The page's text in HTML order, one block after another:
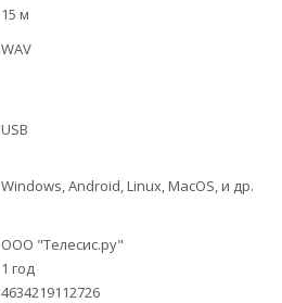
15 м
WAV
USB
Windows, Android, Linux, MacOS, и др.
ООО "Телесис.ру"
1 год
4634219112726